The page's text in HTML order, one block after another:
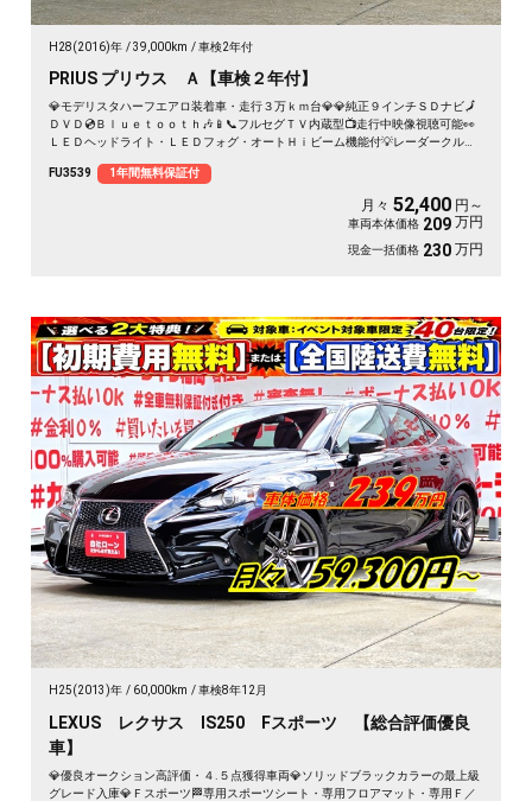
H28(2016)年 39,000km 車検2年付
PRIUS プリウス Ａ【車検２年付】
💎モデリスタハーフエアロ装着車・走行３万ｋｍ台💎💎純正９インチＳＤナビ🗾
ＤＶＤ💿Ｂｌｕｅｔｏｏｔｈ🎶📱📞フルセグＴＶ内蔵型📺走行中映像視聴可能👀
ＬＥＤヘッドライト・ＬＥＤフォグ・オートＨｉビーム機能付💡レーダークルー
システム・安全装備もバッチリ👍前後ドライブレコーダ付で安心録画ＯＫ📹🚗
FU3539 1年間無料保証付
月々 52,400 円～
車両本体価格 209 万円
現金一括価格 230 万円
H25(2013)年 60,000km 車検8年12月
LEXUS レクサス IS250 Fスポーツ 【総合評価優良
車】
💎優良オークション高評価・４.５点獲得車両💎ソリッドブラックカラーの最上級
グレード入庫💎Ｆスポーツ🏁専用スポーツシート・専用フロアマット・専用Ｆ／